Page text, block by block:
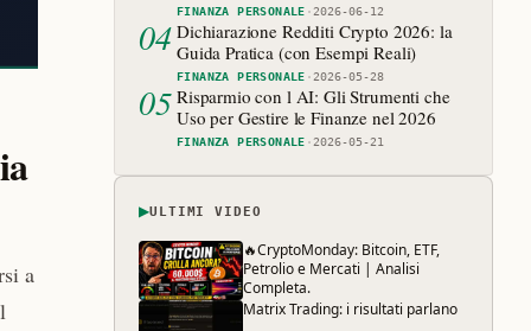
a
FINANZA PERSONALE ·2026-06-12
04 Dichiarazione Redditi Crypto 2026: la
Guida Pratica (con Esempi Reali)
FINANZA PERSONALE ·2026-05-28
05 Risparmio con l AI: Gli Strumenti che
Uso per Gestire le Finanze nel 2026
FINANZA PERSONALE ·2026-05-21
▶ULTIMI VIDEO
🔥CryptoMonday: Bitcoin, ETF,
Petrolio e Mercati | Analisi
Completa.
Matrix Trading: i risultati parlano